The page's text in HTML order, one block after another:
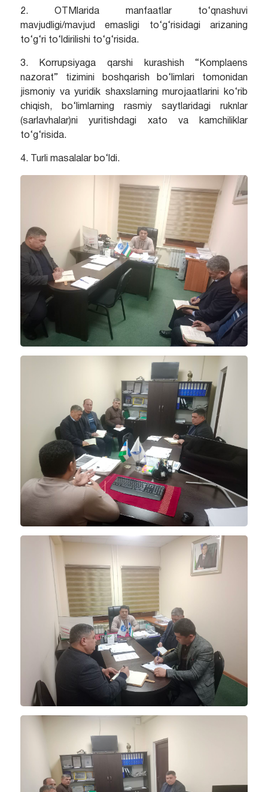
2. OTMlarida manfaatlar to‘qnashuvi
mavjudligi/mavjud emasligi to‘g‘risidagi arizaning
to‘g‘ri to‘ldirilishi to‘g‘risida.
3. Korrupsiyaga qarshi kurashish “Komplaens
nazorat” tizimini boshqarish bo‘limlari tomonidan
jismoniy va yuridik shaxslarning murojaatlarini ko‘rib
chiqish, bo‘limlarning rasmiy saytlaridagi ruknlar
(sarlavhalar)ni yuritishdagi xato va kamchiliklar
to‘g‘risida.
4. Turli masalalar bo‘ldi.